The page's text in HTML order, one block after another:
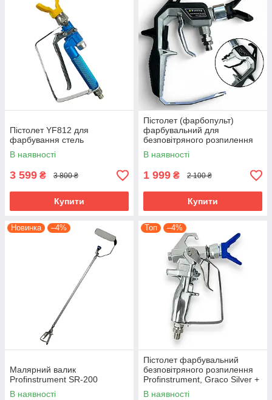
Пістолет YF812 для
фарбування стель
В наявності
3 599 ₴ 3 800 ₴
Купити
Пістолет (фарбопульт)
фарбувальний для
безповітряного розпилення
Pro 810 (250 бар)
В наявності
1 999 ₴ 2 100 ₴
Купити
Новинка –4%
Малярний валик
Profinstrument SR-200
В наявності
Топ –4%
Пістолет фарбувальний
безповітряного розпилення
Profinstrument, Graco Silver +
В наявності